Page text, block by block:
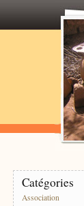
Catégories
Association